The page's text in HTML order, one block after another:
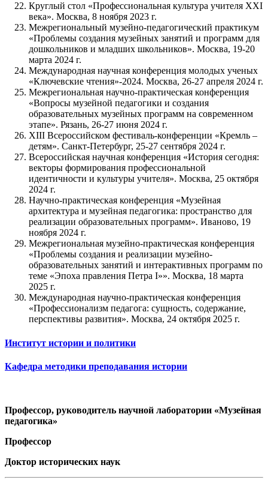
Круглый стол «Профессиональная культура учителя XXI
века». Москва, 8 ноября 2023 г.
Межрегиональный музейно-педагогический практикум
«Проблемы создания музейных занятий и программ для
дошкольников и младших школьников». Москва, 19-20
марта 2024 г.
Международная научная конференция молодых ученых
«Ключевские чтения»-2024. Москва, 26-27 апреля 2024 г.
Межрегиональная научно-практическая конференция
«Вопросы музейной педагогики и создания
образовательных музейных программ на современном
этапе». Рязань, 26-27 июня 2024 г.
XIII Всероссийском фестиваль-конференции «Кремль –
детям». Санкт-Петербург, 25-27 сентября 2024 г.
Всероссийская научная конференция «История сегодня:
векторы формирования профессиональной
идентичности и культуры учителя». Москва, 25 октября
2024 г.
Научно-практическая конференция «Музейная
архитектура и музейная педагогика: пространство для
реализации образовательных программ». Иваново, 19
ноября 2024 г.
Межрегиональная музейно-практическая конференция
«Проблемы создания и реализации музейно-
образовательных занятий и интерактивных программ по
теме «Эпоха правления Петра I»». Москва, 18 марта
2025 г.
Международная научно-практическая конференция
«Профессионализм педагога: сущность, содержание,
перспективы развития». Москва, 24 октября 2025 г.
Институт истории и политики
Кафедра методики преподавания истории
Профессор, руководитель научной лаборатории «Музейная
педагогика»
Профессор
Доктор исторических наук